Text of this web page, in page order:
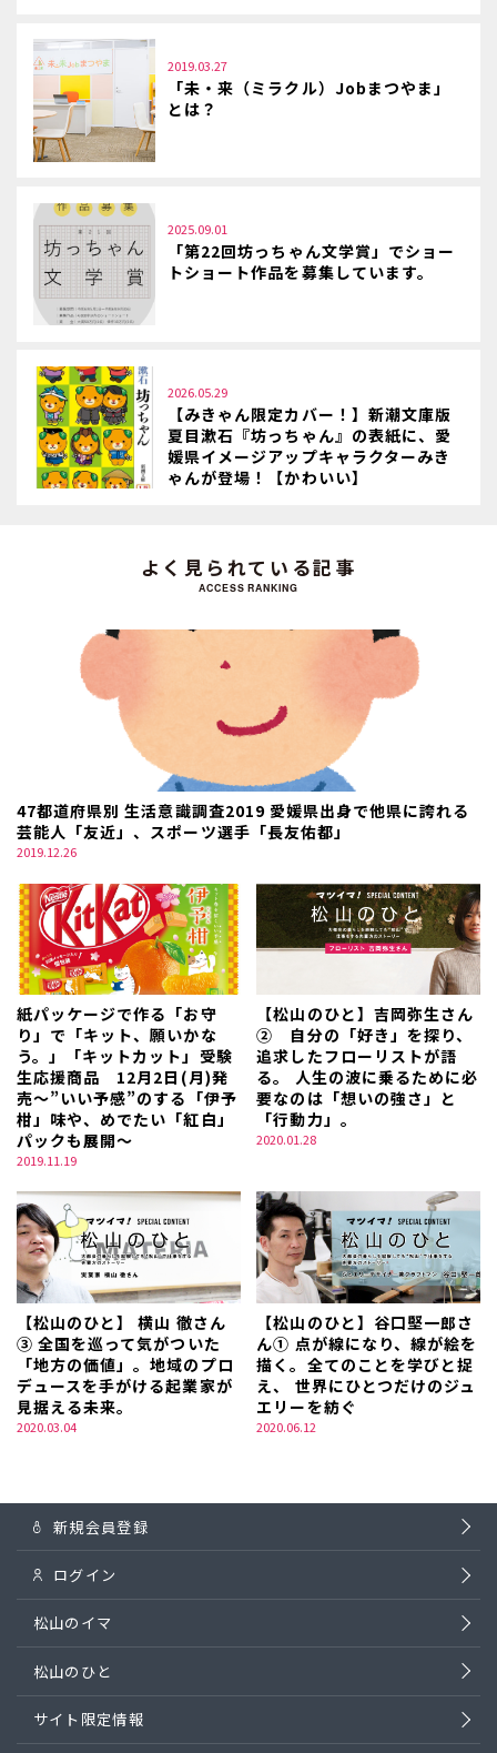
2019.03.27
「未・来（ミラクル）Jobまつやま」
とは？
2025.09.01
「第22回坊っちゃん文学賞」でショー
トショート作品を募集しています。
2026.05.29
【みきゃん限定カバー！】新潮文庫版
夏目漱石『坊っちゃん』の表紙に、愛
媛県イメージアップキャラクターみき
ゃんが登場！【かわいい】
よく見られている記事
ACCESS RANKING
47都道府県別 生活意識調査2019 愛媛県出身で他県に誇れる
芸能人「友近」、スポーツ選手「長友佑都」
2019.12.26
紙パッケージで作る「お守
り」で「キット、願いかな
う。」「キットカット」受験
生応援商品 12月2日(月)発
売～”いい予感”のする「伊予
柑」味や、めでたい「紅白」
パックも展開～
2019.11.19
【松山のひと】吉岡弥生さん
② 自分の「好き」を探り、
追求したフローリストが語
る。 人生の波に乗るために必
要なのは「想いの強さ」と
「行動力」。
2020.01.28
【松山のひと】 横山 徹さん
③ 全国を巡って気がついた
「地方の価値」。地域のプロ
デュースを手がける起業家が
見据える未来。
2020.03.04
【松山のひと】谷口堅一郎さ
ん① 点が線になり、線が絵を
描く。全てのことを学びと捉
え、 世界にひとつだけのジュ
エリーを紡ぐ
2020.06.12
新規会員登録
ログイン
松山のイマ
松山のひと
サイト限定情報